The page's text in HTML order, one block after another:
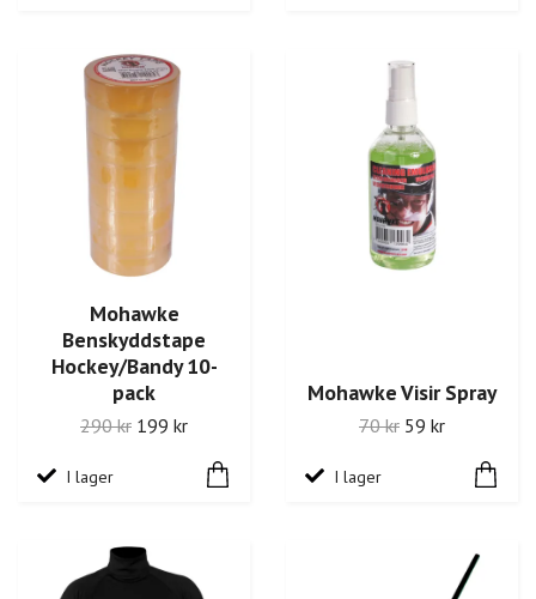
Mohawke
Benskyddstape
Hockey/Bandy 10-
pack
290 kr 199 kr
I lager
Mohawke Visir Spray
70 kr 59 kr
I lager